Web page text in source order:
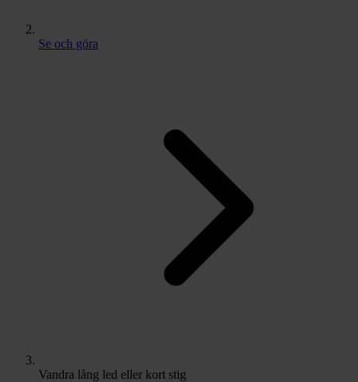
Se och göra
Vandra lång led eller kort stig